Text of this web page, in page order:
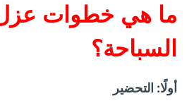
ما هي خطوات
السباحة؟
أولًا: التحضير